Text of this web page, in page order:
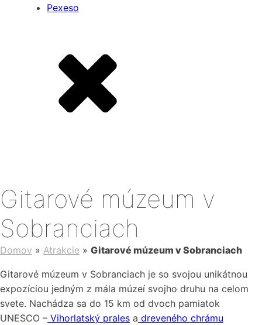
Pexeso
Gitarové múzeum v
Sobranciach
Domov » Atrakcie » Gitarové múzeum v Sobranciach
Gitarové múzeum v Sobranciach je so svojou unikátnou
expozíciou jedným z mála múzeí svojho druhu na celom
svete. Nachádza sa do 15 km od dvoch pamiatok
UNESCO – Vihorlatský prales a dreveného chrámu